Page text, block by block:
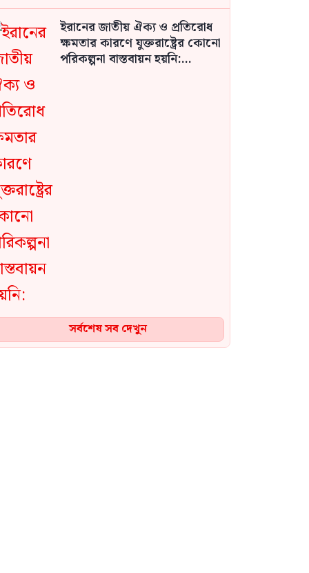
ইরানের জাতীয় ঐক্য ও প্রতিরোধ
ক্ষমতার কারণে যুক্তরাষ্ট্রের কোনো
পরিকল্পনা বাস্তবায়ন হয়নি:
সর্বশেষ সব দেখুন